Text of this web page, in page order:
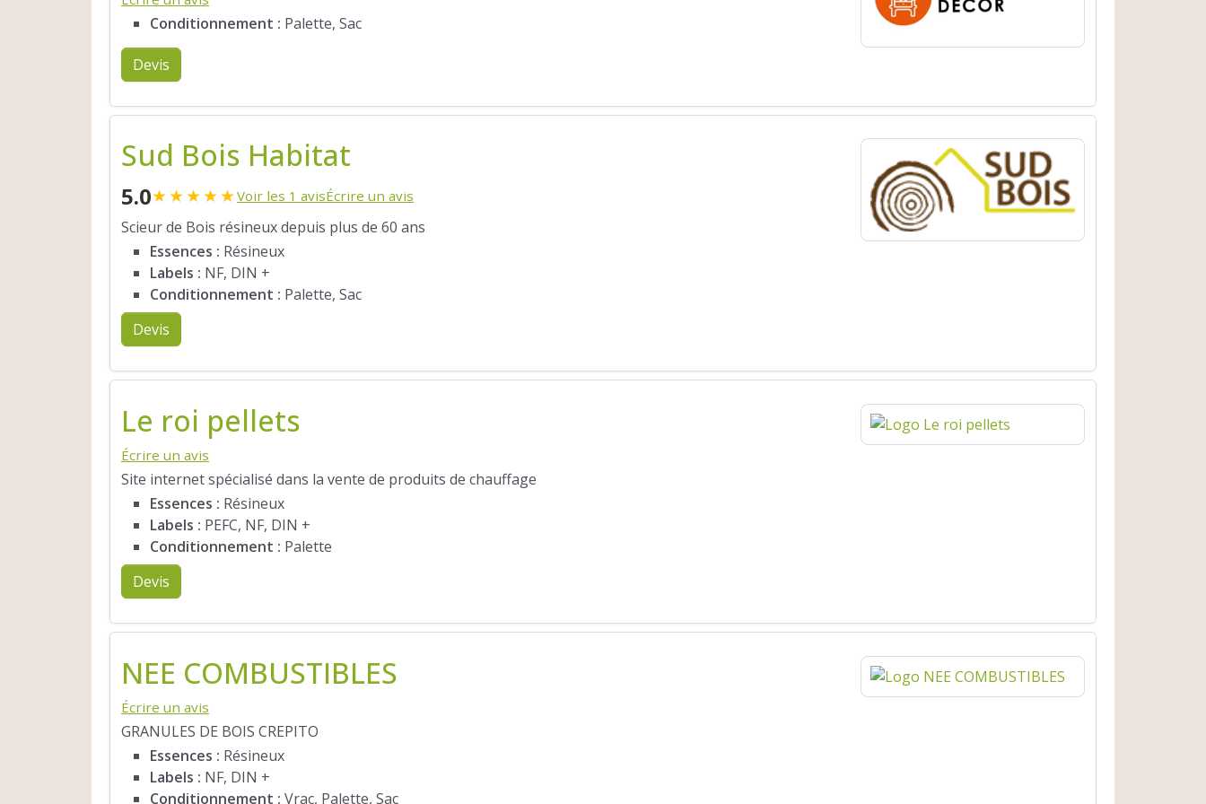
Conditionnement : Palette, Sac
Devis
Sud Bois Habitat
5.0★★★★★Voir les 1 avisÉcrire un avis
Scieur de Bois résineux depuis plus de 60 ans
Essences : Résineux
Labels : NF, DIN +
Conditionnement : Palette, Sac
Devis
Le roi pellets
Écrire un avis
Site internet spécialisé dans la vente de produits de chauffage
Essences : Résineux
Labels : PEFC, NF, DIN +
Conditionnement : Palette
Devis
NEE COMBUSTIBLES
Écrire un avis
GRANULES DE BOIS CREPITO
Essences : Résineux
Labels : NF, DIN +
Conditionnement : Vrac, Palette, Sac